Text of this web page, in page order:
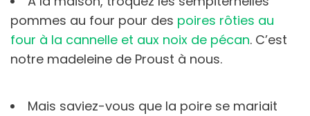
pommes au four pour des poires rôties au
four à la cannelle et aux noix de pécan. C’est
notre madeleine de Proust à nous.
Mais saviez-vous que la poire se mariait